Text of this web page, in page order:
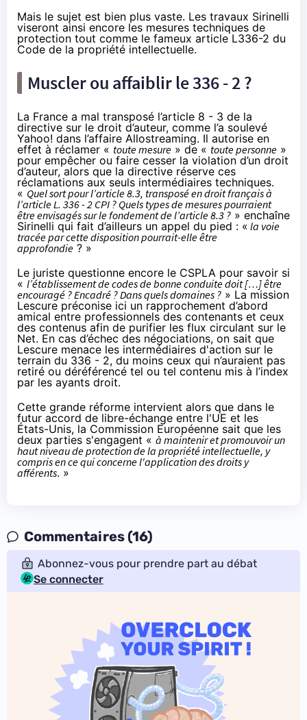
Mais le sujet est bien plus vaste. Les travaux Sirinelli
viseront ainsi encore les mesures techniques de
protection tout comme le fameux article L336-2 du
Code de la propriété intellectuelle.
Muscler ou affaiblir le 336 - 2 ?
La France a mal transposé l’article 8 - 3 de la
directive sur le droit d’auteur, comme l’a soulevé
Yahoo! dans l’affaire Allostreaming. Il autorise en
effet à réclamer « toute mesure » de « toute personne »
pour empêcher ou faire cesser la violation d’un droit
d’auteur, alors que la directive réserve ces
réclamations aux seuls intermédiaires techniques.
« Quel sort pour l’article 8.3, transposé en droit français à
l’article L. 336 - 2 CPI ? Quels types de mesures pourraient
être envisagés sur le fondement de l’article 8.3 ? » enchaîne
Sirinelli qui fait d’ailleurs un appel du pied : « la voie
tracée par cette disposition pourrait-elle être
approfondie ? »
Le juriste questionne encore le CSPLA pour savoir si
« l’établissement de codes de bonne conduite doit […] être
encouragé ? Encadré ? Dans quels domaines ? » La mission
Lescure préconise ici un rapprochement d’abord
amical entre professionnels des contenants et ceux
des contenus afin de purifier les flux circulant sur le
Net. En cas d’échec des négociations, on sait que
Lescure menace les intermédiaires d'action sur le
terrain du 336 - 2, du moins ceux qui n’auraient pas
retiré ou déréférencé tel ou tel contenu mis à l’index
par les ayants droit.
Cette grande réforme intervient alors que dans le
futur accord de libre-échange entre l'UE et les
États-Unis, la Commission Européenne sait que les
deux parties s'engagent « à maintenir et promouvoir un
haut niveau de protection de la propriété intellectuelle, y
compris en ce qui concerne l'application des droits y
afférents. »
Commentaires (16)
Abonnez-vous pour prendre part au débat
Se connecter